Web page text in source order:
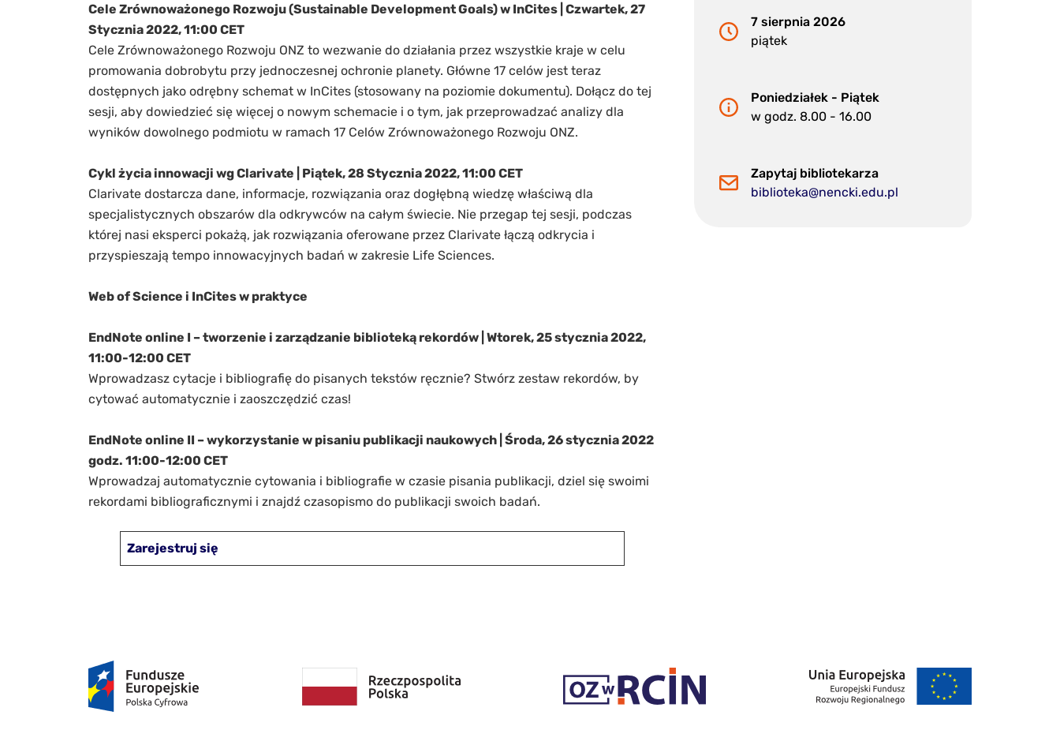
Cele Zrównoważonego Rozwoju (Sustainable Development Goals) w InCites | Czwartek, 27
Stycznia 2022, 11:00 CET
Cele Zrównoważonego Rozwoju ONZ to wezwanie do działania przez wszystkie kraje w celu
promowania dobrobytu przy jednoczesnej ochronie planety. Główne 17 celów jest teraz
dostępnych jako odrębny schemat w InCites (stosowany na poziomie dokumentu). Dołącz do tej
sesji, aby dowiedzieć się więcej o nowym schemacie i o tym, jak przeprowadzać analizy dla
wyników dowolnego podmiotu w ramach 17 Celów Zrównoważonego Rozwoju ONZ.
Cykl życia innowacji wg Clarivate | Piątek, 28 Stycznia 2022, 11:00 CET
Clarivate dostarcza dane, informacje, rozwiązania oraz dogłębną wiedzę właściwą dla
specjalistycznych obszarów dla odkrywców na całym świecie. Nie przegap tej sesji, podczas
której nasi eksperci pokażą, jak rozwiązania oferowane przez Clarivate łączą odkrycia i
przyspieszają tempo innowacyjnych badań w zakresie Life Sciences.
Web of Science i InCites w praktyce
EndNote online I – tworzenie i zarządzanie biblioteką rekordów | Wtorek, 25 stycznia 2022,
11:00-12:00 CET
Wprowadzasz cytacje i bibliografię do pisanych tekstów ręcznie? Stwórz zestaw rekordów, by
cytować automatycznie i zaoszczędzić czas!
EndNote online II – wykorzystanie w pisaniu publikacji naukowych | Środa, 26 stycznia 2022
godz. 11:00-12:00 CET
Wprowadzaj automatycznie cytowania i bibliografie w czasie pisania publikacji, dziel się swoimi
rekordami bibliograficznymi i znajdź czasopismo do publikacji swoich badań.
Zarejestruj się
7 sierpnia 2026
piątek
Poniedziałek - Piątek
w godz. 8.00 - 16.00
Zapytaj bibliotekarza
biblioteka@nencki.edu.pl